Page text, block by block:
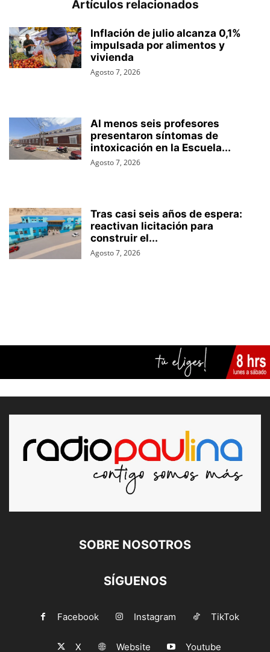
Artículos relacionados
Inflación de julio alcanza 0,1%
impulsada por alimentos y
vivienda
Agosto 7, 2026
Al menos seis profesores
presentaron síntomas de
intoxicación en la Escuela...
Agosto 7, 2026
Tras casi seis años de espera:
reactivan licitación para
construir el...
Agosto 7, 2026
SOBRE NOSOTROS
SÍGUENOS
Facebook Instagram TikTok
X Website Youtube